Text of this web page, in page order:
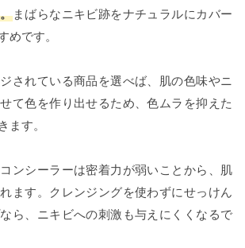
まばらなニキビ跡をナチュラルにカバー
めです。
されている商品を選べば、肌の色味やニ
て色を作り出せるため、色ムラを抑えた
ます。
ンシーラーは密着力が弱いことから、肌
ます。クレンジングを使わずにせっけん
ら、ニキビへの刺激も与えにくくなるで